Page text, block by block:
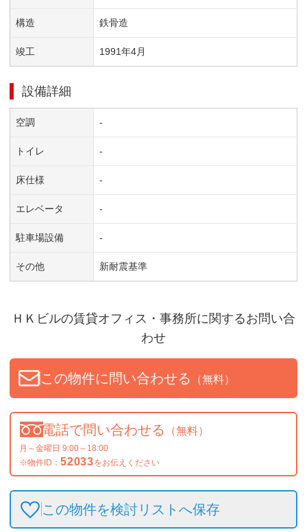
構造 鉄骨造
竣工 1991年4月
設備詳細
空調 -
トイレ -
床仕様 -
エレベータ -
駐車場設備 -
その他 新耐震基準
ＨＫビルの賃貸オフィス・事務所に関するお問い合
わせ
この物件に問い合わせる （無料）
電話で問い合わせる （無料）
月～金曜日 9:00～18:00
※物件ID： 52033をお伝えください
この物件を検討リストへ保存